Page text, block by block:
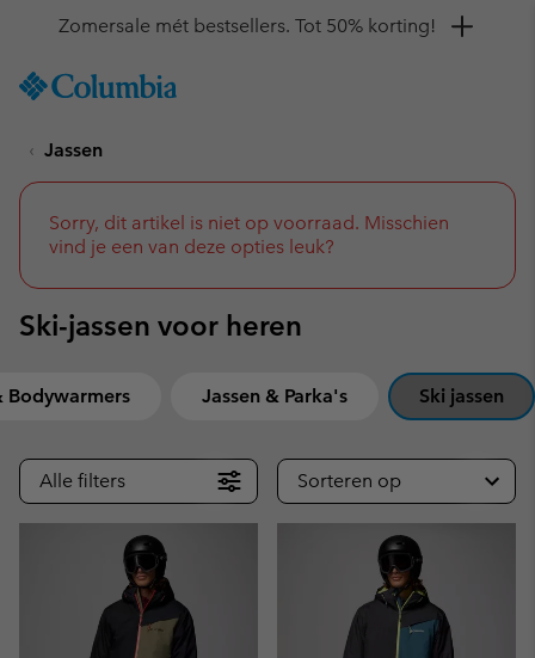
TO
SKIP
NAV
TO
SEARCH
Krijg 10% korting
Jassen
Sorry, dit artikel is niet op voorraad. Misschien
vind je een van deze opties leuk?
Ski-jassen voor heren
Bodywarmers Jassen & Parka's Ski jassen
Alle filters Sorteren op